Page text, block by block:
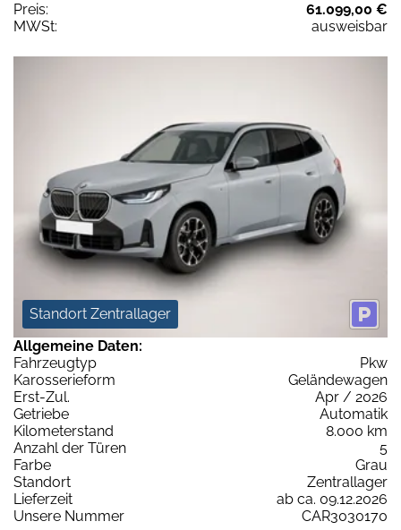
Preis:
61.099,00 €
MWSt:
ausweisbar
Standort Zentrallager
Allgemeine Daten:
Fahrzeugtyp
Pkw
Karosserieform
Geländewagen
Erst-Zul.
Apr / 2026
Getriebe
Automatik
Kilometerstand
8.000 km
Anzahl der Türen
5
Farbe
Grau
Standort
Zentrallager
Lieferzeit
ab ca. 09.12.2026
Unsere Nummer
CAR3030170